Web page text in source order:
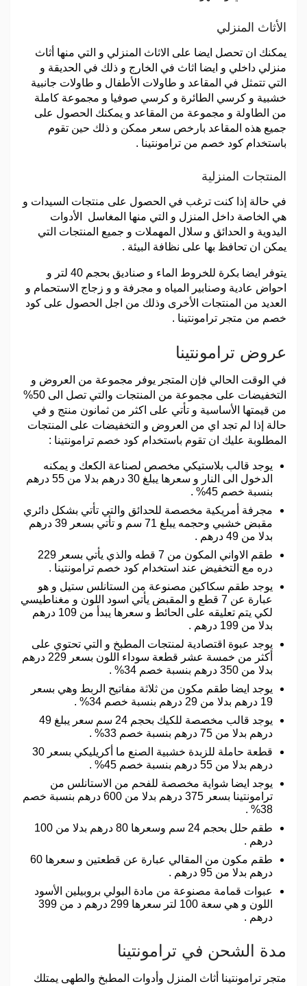
الأثاث المنزلي
يمكنك ان تحصل ايضا على الاثاث المنزلي و التي منها أثاث
منزلي داخلي و ايضا اثاث في الخارج و ذلك في الحديقة و
التي تتمثل في المقاعد و طاولات الأطفال و طاولات جانبية
خشبية و كرسي الطائرة و كرسي صوفيا و مجموعة كاملة
من الطاولة و مجموعة من المقاعد و يمكنك الحصول على
جميع هذه المقاعد بارخص سعر ممكن و ذلك حين تقوم
باستخدام كود خصم من ترامونتينا .
المنتجات المنزلية
في حالة إذا كنت ترغب في الحصول على منتجات السيدات و
هي الخاصة داخل المنزل و التي منها المغاسل الأدوات
اليدوية و الحدائق و سلال المهملات و جميع المنتجات التي
يمكن ان تحافظ بها على نظافة البيئة .
يتوفر ايضا بكرة للخروط الماء و صناديق بحجم 40 لتر و
احواض عادية وصنابير المياه و مجرفة و و زجاج الاستحمام و
العديد من المنتجات الأخرى وذلك من اجل الحصول على كود
خصم من متجر ترامونتينا .
عروض ترامونتينا
في الوقت الحالي فإن المتجر يوفر مجموعة من العروض و
التخفيضات على مجموعة من المنتجات والتي تصل الى 50%
من قيمتها الأساسية و تأتي على اكثر من ثمانون منتج و في
حالة إذا لم تجد اي من العروض و التخفيضات على المنتجات
المطلوبة عليك ان تقوم باستخدام كود خصم ترامونتينا :
يوجد قالب بلاستيكي مخصص لصناعة الكعك و يمكنه
الدخول الى النار و سعرها يبلغ 30 درهم بدلا من 55 درهم
بنسبة خصم 45% .
مجرفة أمريكية مخصصة للحدائق والتي تأتي بشكل دائري
مقبض خشبي وحجمه يبلغ 71 سم و تأتي بسعر 39 درهم
بدلا من 49 درهم .
طقم الاواني المكون من 7 قطه والذي يأتي بسعر 229
دره مع التخفيض عند استخدام كود خصم ترامونتينا .
يوجد طقم سكاكين مصنوعة من الستانلس ستيل و هو
عبارة عن 7 قطع و المقبض يأتي اسود اللون و مغناطيسي
لكي يتم تعليقه على الحائط و سعرها يبدأ من 109 درهم
بدلا من 199 درهم .
يوجد عبوة اقتصادية لمنتجات المطبخ و التي تحتوي على
أكثر من خمسة عشر قطعة سوداء اللون بسعر 229 درهم
بدلا من 350 درهم بنسبة خصم 34% .
يوجد ايضا طقم مكون من ثلاثة مفاتيح الربط وهي بسعر
19 درهم بدلا من 29 درهم بنسبة خصم 34% .
يوجد قالب مخصصة للكيك بحجم 24 سم سعر يبلغ 49
درهم بدلا من 75 درهم بنسبة خصم 33% .
قطعة حاملة للزبدة خشبية الصنع ما أكريليكي بسعر 30
درهم بدلا من 55 درهم بنسبة خصم 45% .
يوجد ايضا شواية مخصصة للفحم من الاستانلس من
ترامونتينا بسعر 375 درهم بدلا من 600 درهم بنسبة خصم
38% .
طقم حلل بحجم 24 سم وسعرها 80 درهم بدلا من 100
درهم .
طقم مكون من المقالي عبارة عن قطعتين و سعرها 60
درهم بدلا من 95 درهم .
عبوات قمامة مصنوعة من مادة البولي بروبيلين الأسود
اللون و هي سعة 100 لتر سعرها 299 درهم د من 399
درهم .
مدة الشحن في ترامونتينا
متجر ترامونتينا أثاث المنزل وأدوات المطبخ والطهى يمتلك